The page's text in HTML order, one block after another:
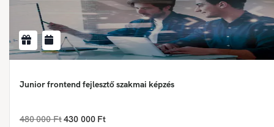
Junior frontend fejlesztő szakmai képzés
480 000 Ft 430 000 Ft